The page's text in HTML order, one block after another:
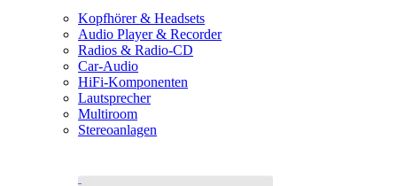
Kopfhörer & Headsets
Audio Player & Recorder
Radios & Radio-CD
Car-Audio
HiFi-Komponenten
Lautsprecher
Multiroom
Stereoanlagen